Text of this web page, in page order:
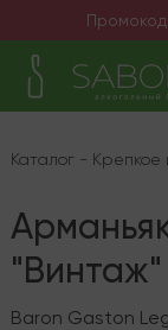
Каталог - Крепкое
Baron Gaston